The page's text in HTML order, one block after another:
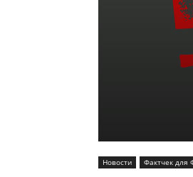
Новости Фактчек для